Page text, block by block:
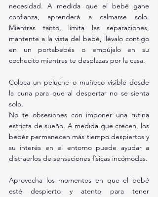
necesidad. A medida que el bebé gane
confianza, aprenderá a calmarse solo.
Mientras tanto, limita las separaciones,
mantente a la vista del bebé, llévalo contigo
en un portabebés o empújalo en su
cochecito mientras te desplazas por la casa.
Coloca un peluche o muñeco visible desde
la cuna para que al despertar no se sienta
solo.
No te obsesiones con imponer una rutina
estricta de sueño. A medida que crecen, los
bebés permanecen más tiempo despiertos y
su interés en el entorno puede ayudar a
distraerlos de sensaciones físicas incómodas.
Aprovecha los momentos en que el bebé
esté despierto y atento para tener